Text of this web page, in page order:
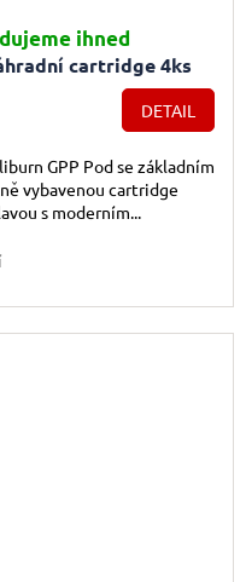
cartridge 4ks
ihned
DETAIL
GPP Pod se základním
vybavenou cartridge
s moderním...